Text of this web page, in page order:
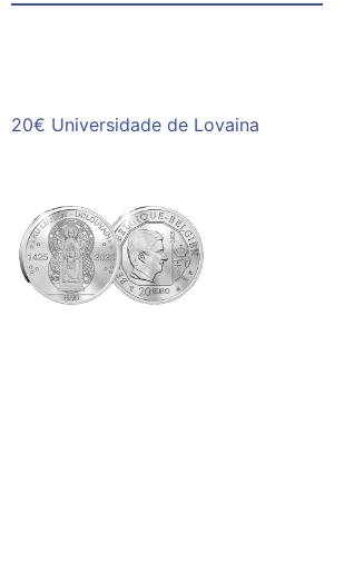
20€ Universidade de Lovaina